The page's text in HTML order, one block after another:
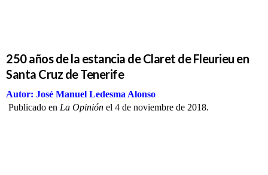
250 años de la estancia de Claret de Fleurieu en
Santa Cruz de Tenerife
Autor: José Manuel Ledesma Alonso
Publicado en La Opinión el 4 de noviembre de 2018.